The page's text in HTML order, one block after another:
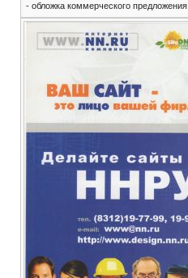
- обложка коммерческого предложения